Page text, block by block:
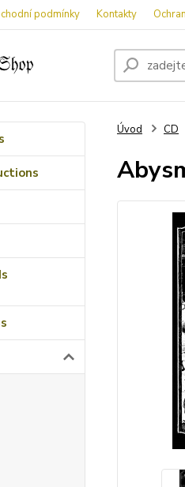
podmínky Kontakty
Úvod CD